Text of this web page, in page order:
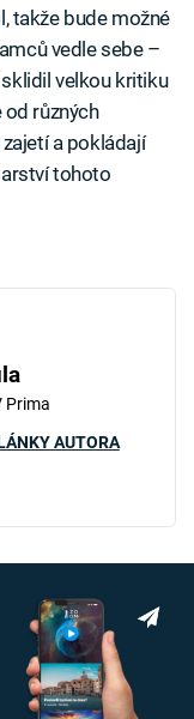
takže bude možné
vedle sebe –
velkou kritiku
různých
a pokládají
tohoto
Prima
AUTORA